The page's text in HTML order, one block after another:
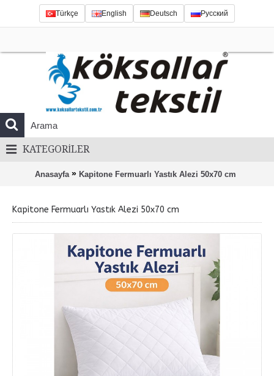
Türkçe English Deutsch Русский
KATEGORILER
Anasayfa » Kapitone Fermuarlı Yastık Alezi 50x70 cm
Kapitone Fermuarlı Yastık Alezi 50x70 cm